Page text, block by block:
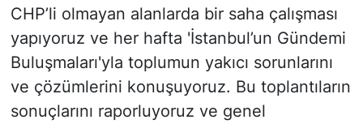
CHP’li olmayan alanlarda bir saha çalışması
yapıyoruz ve her hafta 'İstanbul’un Gündemi
Buluşmaları'yla toplumun yakıcı sorunlarını
ve çözümlerini konuşuyoruz. Bu toplantıların
sonuçlarını raporluyoruz ve genel